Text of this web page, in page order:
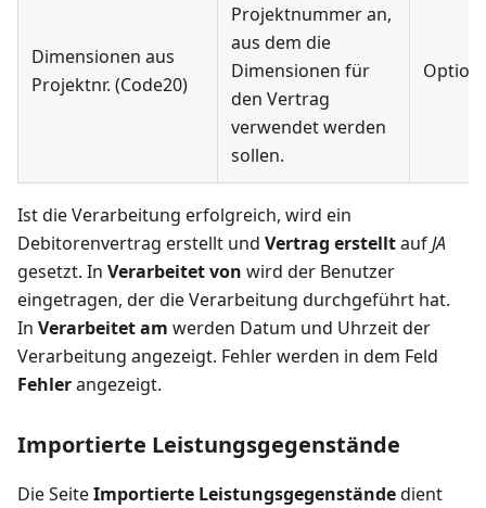
Dimensionen aus
Projektnr. (Code20)
Projektnummer an,
aus dem die
Dimensionen für
den Vertrag
verwendet werden
sollen.
Ist die Verarbeitung erfolgreich, wird ein
Debitorenvertrag erstellt und Vertrag erstelltaufJA
gesetzt. In Verarbeitet von wird der Benutzer
eingetragen, der die Verarbeitung durchgeführt hat.
In Verarbeitet am werden Datum und Uhrzeit der
Verarbeitung angezeigt. Fehler werden in dem Feld
Fehlerangezeigt.
Importierte Leistungsgegenstände
Die SeiteImportierte Leistungsgegenständedient